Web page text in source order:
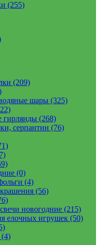
(255)
(209)
шары (325)
гирлянды (268)
серпантин (76)
(0)
(4)
(56)
новогодние (215)
елочных игрушек (50)